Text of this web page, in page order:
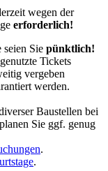
wegen der
erforderlich!
seien Sie pünktlich!
Tickets
vergeben
werden.
Baustellen bei
Sie ggf. genug
.
.